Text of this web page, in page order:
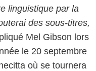
linguistique par la
des sous-titres,
Mel Gibson lors
le 20 septembre
où se tournera